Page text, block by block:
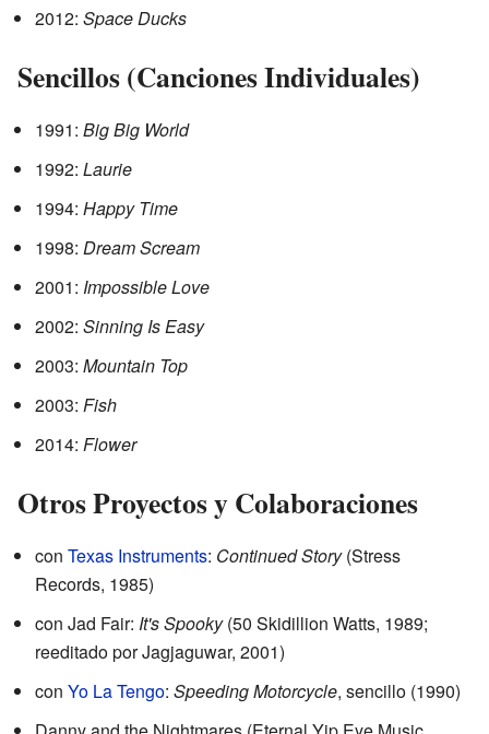
2012: Space Ducks
Sencillos (Canciones Individuales)
1991: Big Big World
1992: Laurie
1994: Happy Time
1998: Dream Scream
2001: Impossible Love
2002: Sinning Is Easy
2003: Mountain Top
2003: Fish
2014: Flower
Otros Proyectos y Colaboraciones
con Texas Instruments: Continued Story(Stress
Records, 1985)
con Jad Fair: It's Spooky(50 Skidillion Watts, 1989;
reeditado por Jagjaguwar, 2001)
con Yo La Tengo: Speeding Motorcycle, sencillo (1990)